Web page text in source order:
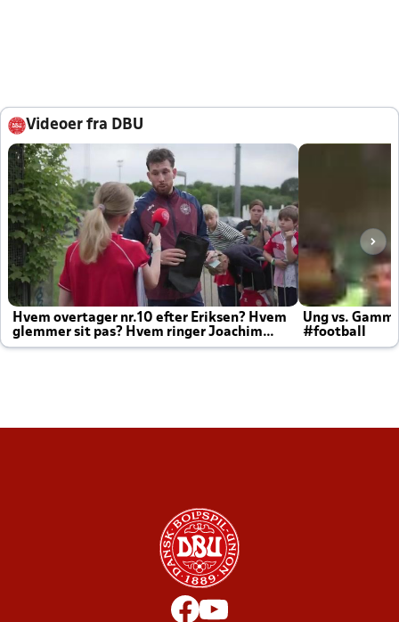
Videoer fra DBU
Hvem overtager nr.10 efter Eriksen? Hvem
glemmer sit pas? Hvem ringer Joachim
altid til efter kampe?
Ung vs.
#football